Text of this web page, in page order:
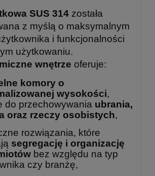
SUS 314 została
z myślą o maksymalnym
i funkcjonalności
użytkowaniu.
wnętrze oferuje:
komory o
wysokości,
do przechowywania ubrania,
oraz rzeczy osobistych,
rozwiązania, które
segregację i organizację
bez względu na typ
czy branżę,